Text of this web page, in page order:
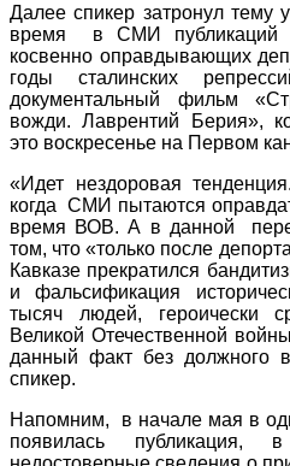
Далее спикер затронул тему
время в СМИ
косвенно оправдывающих
годы сталинских
документальный фильм
вожди. Лаврентий Берия»,
это воскресенье на Первом
«Идет нездоровая
когда СМИ пытаются
время ВОВ. А в данной
том, что «только после
Кавказе прекратился
и фальсификация
тысяч людей, героически
Великой Отечественной
данный факт без должного
спикер.
Напомним, в начале мая в
появилась публикация,